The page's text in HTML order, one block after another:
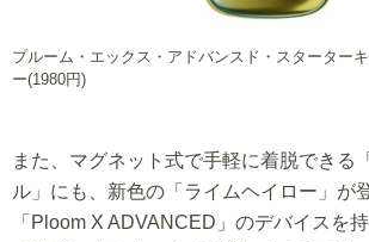
プルーム・エックス・アドバンスド・スターター
ー(1980円)
また、マグネット式で手軽に着脱できる
ル」にも、新色の「ライムヘイロー」が
「Ploom X ADVANCED」のデバイスを